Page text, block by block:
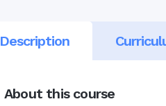
Description
About this course